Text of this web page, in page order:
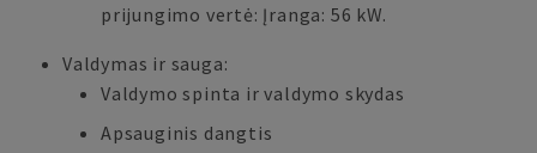
prijungimo vertė: Įranga: 56 kW.
Valdymas ir sauga:
Valdymo spinta ir valdymo skydas
Apsauginis dangtis